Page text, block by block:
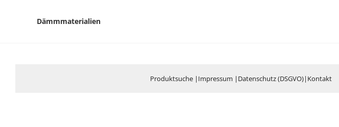
Dämmmaterialien
Produktsuche| Impressum | Datenschutz (DSGVO)| Kontakt